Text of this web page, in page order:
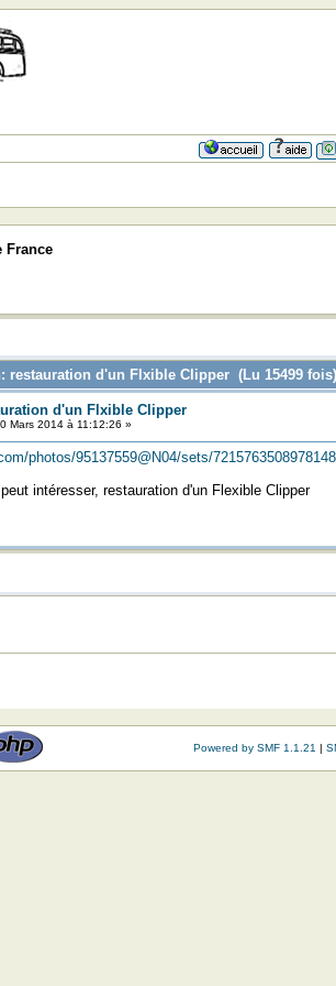
France
restauration d'un Flxible Clipper (Lu 15499 fois)
d'un Flxible Clipper
Mars 2014 à 11:12:26 »
photos/95137559@N04/sets/
intéresser, restauration d'un Flexible Clipper
Powered by SMF 1.1.21 |